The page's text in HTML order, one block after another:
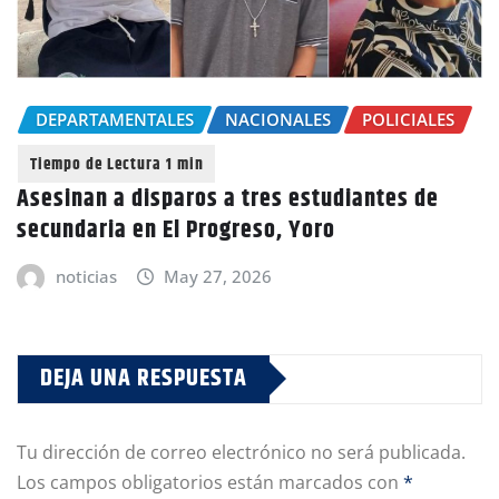
DEPARTAMENTALES NACIONALES POLICIALES
Asesinan a disparos a tres estudiantes de
secundaria en El Progreso, Yoro
noticias May 27, 2026
DEJA UNA RESPUESTA
Tu dirección de correo electrónico no será publicada.
Los campos obligatorios están marcados con *